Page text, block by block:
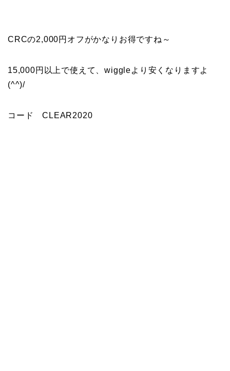
CRCの2,000円オフがかなりお得ですね～
15,000円以上で使えて、wiggleより安くなりますよ
(^^)/
コード CLEAR2020